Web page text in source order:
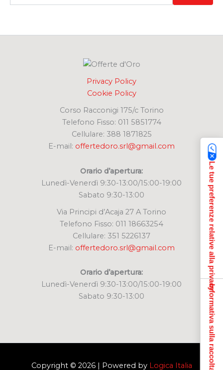
Privacy Policy
Cookie Policy
Corso Racconigi 175/c Torino
Telefono Fisso: 011 5851774
Cellulare: 388 1871825
E-mail: offertedoro.srl@gmail.com
Orario d’apertura:
Lunedì-Venerdì 9:30-13:00/15:00-19:00
Sabato 9:30-13:00
Via Principi d’Acaja 27 A Torino
Telefono Fisso: 011 18663254
Cellulare: 351 5226137
E-mail: offertedoro.srl@gmail.com
Orario d’apertura:
Lunedì-Venerdì 9:30-13:00/15:00-19:00
Sabato 9:30-13:00
Copyright © 2026 | Powered by Logica Italia
Le tue preferenze relative alla privacy
Informativa sulla raccolta